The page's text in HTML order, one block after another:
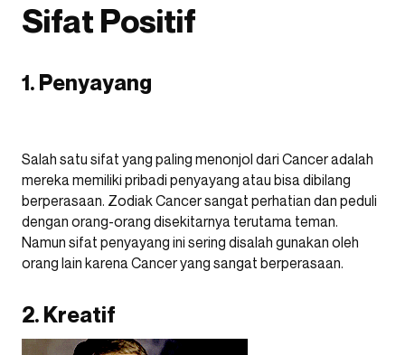
Sifat Positif
1. Penyayang
Salah satu sifat yang paling menonjol dari Cancer adalah
mereka memiliki pribadi penyayang atau bisa dibilang
berperasaan. Zodiak Cancer sangat perhatian dan peduli
dengan orang-orang disekitarnya terutama teman.
Namun sifat penyayang ini sering disalah gunakan oleh
orang lain karena Cancer yang sangat berperasaan.
2. Kreatif